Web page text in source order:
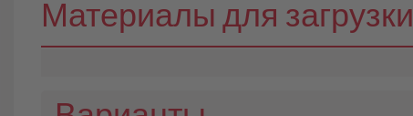
Материалы для загрузки